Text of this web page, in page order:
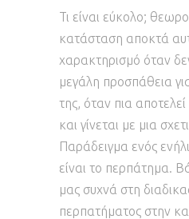
Τι είναι εύκολο;
κατάσταση αποκτά
χαρακτηρισμό όταν
μεγάλη προσπάθεια
της, όταν πια
και γίνεται με μια
Παράδειγμα ενός
είναι το περπάτημα.
μας συχνά στη
περπατήματος στην